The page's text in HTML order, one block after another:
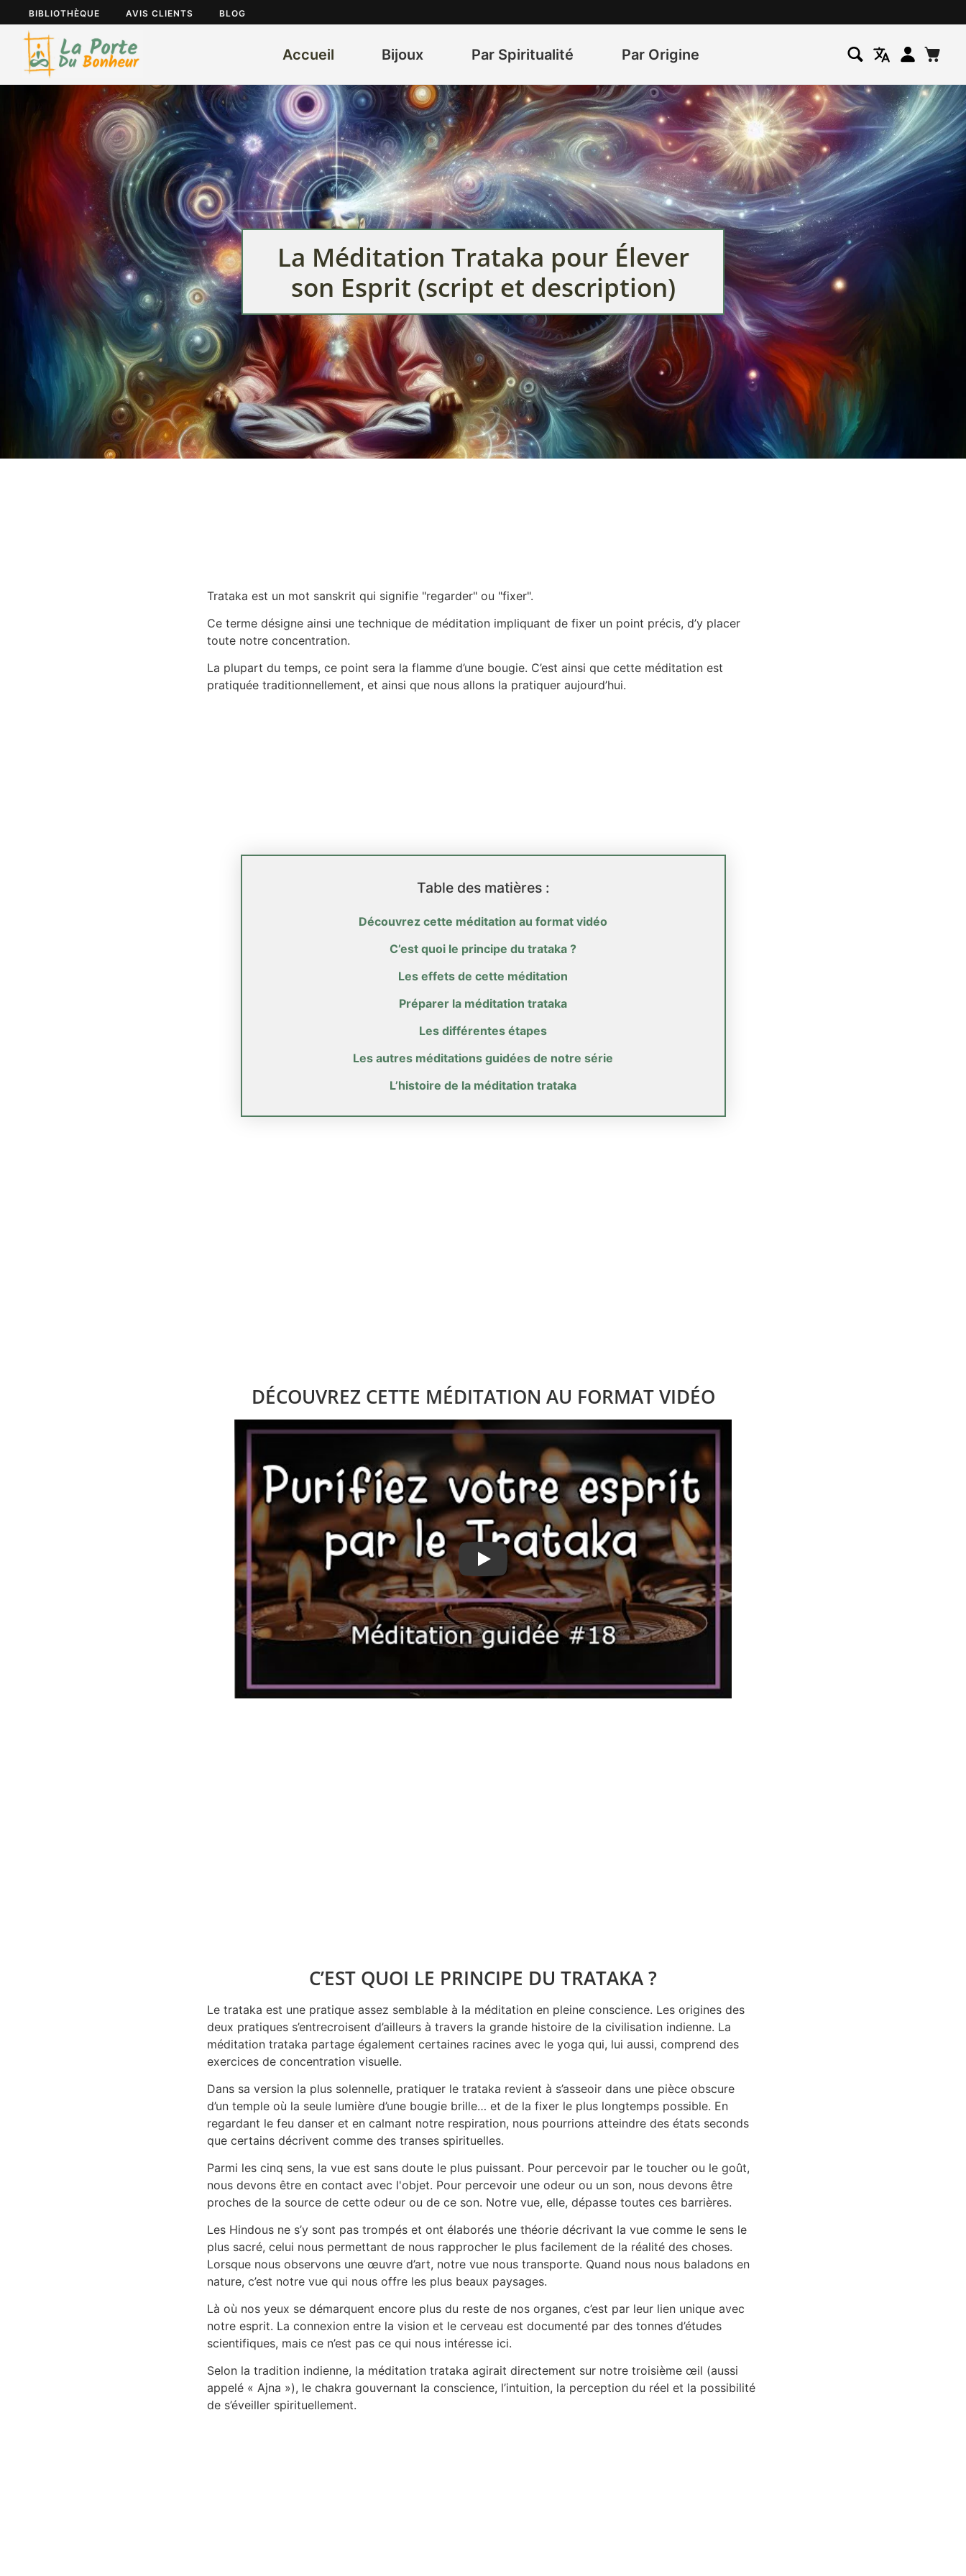
BIBLIOTHÈQUE AVIS CLIENTS BLOG
Accueil Bijoux Par Spiritualité Par Origine
connecter
La Méditation Trataka pour Élever
son Esprit (script et description)
Trataka est un mot sanskrit qui signifie "regarder" ou "fixer".
Ce terme désigne ainsi une technique de méditation impliquant de fixer un point précis, d’y placer
toute notre concentration.
La plupart du temps, ce point sera la flamme d’une bougie. C’est ainsi que cette méditation est
pratiquée traditionnellement, et ainsi que nous allons la pratiquer aujourd’hui.
Table des matières :
Découvrez cette méditation au format vidéo
C’est quoi le principe du trataka ?
Les effets de cette méditation
Préparer la méditation trataka
Les différentes étapes
Les autres méditations guidées de notre série
L’histoire de la méditation trataka
DÉCOUVREZ CETTE MÉDITATION AU FORMAT VIDÉO
Play: Keynote (Google I/O '18)
C’EST QUOI LE PRINCIPE DU TRATAKA ?
Le trataka est une pratique assez semblable à la méditation en pleine conscience. Les origines des
deux pratiques s’entrecroisent d’ailleurs à travers la grande histoire de la civilisation indienne. La
méditation trataka partage également certaines racines avec le yoga qui, lui aussi, comprend des
exercices de concentration visuelle.
Dans sa version la plus solennelle, pratiquer le trataka revient à s’asseoir dans une pièce obscure
d’un temple où la seule lumière d’une bougie brille… et de la fixer le plus longtemps possible. En
regardant le feu danser et en calmant notre respiration, nous pourrions atteindre des états seconds
que certains décrivent comme des transes spirituelles.
Parmi les cinq sens, la vue est sans doute le plus puissant. Pour percevoir par le toucher ou le goût,
nous devons être en contact avec l'objet. Pour percevoir une odeur ou un son, nous devons être
proches de la source de cette odeur ou de ce son. Notre vue, elle, dépasse toutes ces barrières.
Les Hindous ne s’y sont pas trompés et ont élaborés une théorie décrivant la vue comme le sens le
plus sacré, celui nous permettant de nous rapprocher le plus facilement de la réalité des choses.
Lorsque nous observons une œuvre d’art, notre vue nous transporte. Quand nous nous baladons en
nature, c’est notre vue qui nous offre les plus beaux paysages.
Là où nos yeux se démarquent encore plus du reste de nos organes, c’est par leur lien unique avec
notre esprit. La connexion entre la vision et le cerveau est documenté par des tonnes d’études
scientifiques, mais ce n’est pas ce qui nous intéresse ici.
Selon la tradition indienne, la méditation trataka agirait directement sur notre troisième œil (aussi
appelé « Ajna »), le chakra gouvernant la conscience, l’intuition, la perception du réel et la possibilité
de s’éveiller spirituellement.